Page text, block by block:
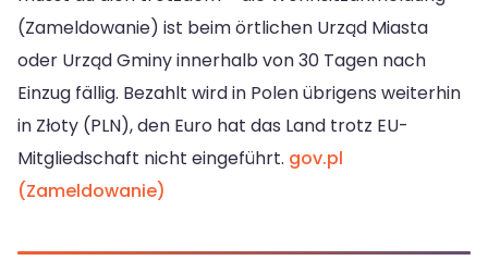
(Zameldowanie) ist beim örtlichen Urząd Miasta
oder Urząd Gminy innerhalb von 30 Tagen nach
Einzug fällig. Bezahlt wird in Polen übrigens weiterhin
in Złoty (PLN), den Euro hat das Land trotz EU-
Mitgliedschaft nicht eingeführt. gov.pl
(Zameldowanie)